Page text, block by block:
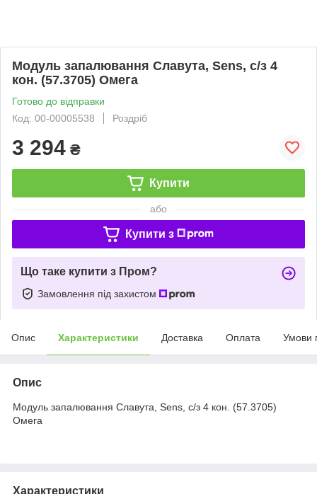
Модуль запалювання Славута, Sens, с/з 4
кон. (57.3705) Омега
Готово до відправки
Код: 00-00005538
Роздріб
3 294 ₴
Купити
або
Купити з
Що таке купити з Пром?
Замовлення під захистом
Опис Характеристики Доставка Оплата Умови
Опис
Модуль запалювання Славута, Sens, с/з 4 кон. (57.3705)
Омега
Характеристики